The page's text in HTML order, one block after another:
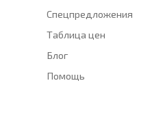
Спецпредложения
Таблица цен
Блог
Помощь